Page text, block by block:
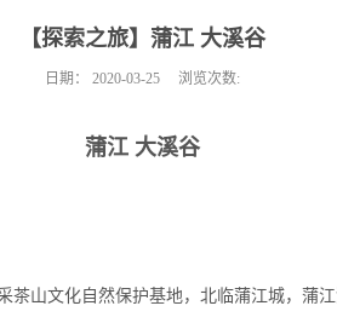
【探索之旅】蒲江 大溪谷
日期： 2020-03-25 浏览次数:
蒲江 大溪谷
山文化自然保护基地，北临蒲江城，蒲